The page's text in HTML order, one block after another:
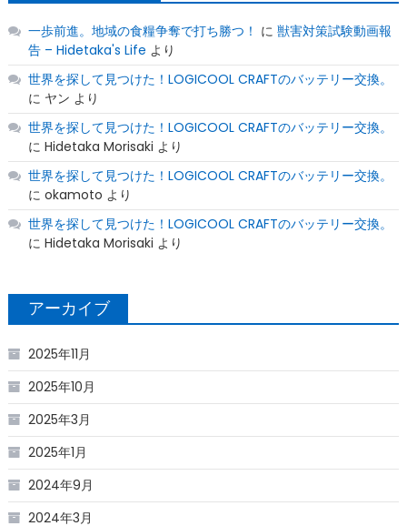
一歩前進。地域の食糧争奪で打ち勝つ！ に 獣害対策試験動画報
告 – Hidetaka's Life より
世界を探して見つけた！LOGICOOL CRAFTのバッテリー交換。
に ヤン より
世界を探して見つけた！LOGICOOL CRAFTのバッテリー交換。
に Hidetaka Morisaki より
世界を探して見つけた！LOGICOOL CRAFTのバッテリー交換。
に okamoto より
世界を探して見つけた！LOGICOOL CRAFTのバッテリー交換。
に Hidetaka Morisaki より
アーカイブ
2025年11月
2025年10月
2025年3月
2025年1月
2024年9月
2024年3月